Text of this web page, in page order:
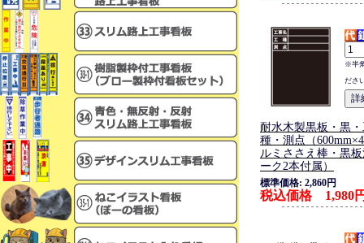
※半
ださ
耐水木製黒板・黒
種・測点（
ルミささえ棒・黒
ーク2本付属）
標準価格: 2,860円
税込価格 1,980